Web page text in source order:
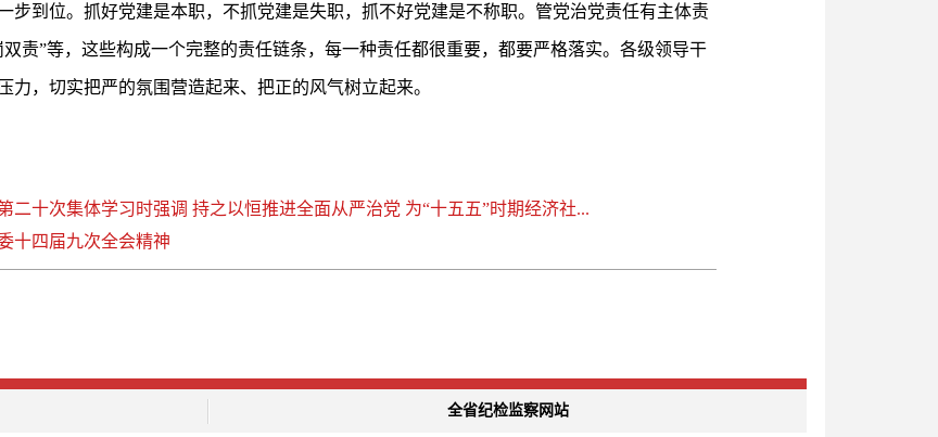
步到位。抓好党建是本职，不抓党建是失职，抓不好党建是不称职。管党治党责任有主体责
责”等，这些构成一个完整的责任链条，每一种责任都很重要，都要严格落实。各级领导干
，切实把严的氛围营造起来、把正的风气树立起来。
二十次集体学习时强调 持之以恒推进全面从严治党 为“十五五”时期经济社...
十四届九次全会精神
全省纪检监察网站